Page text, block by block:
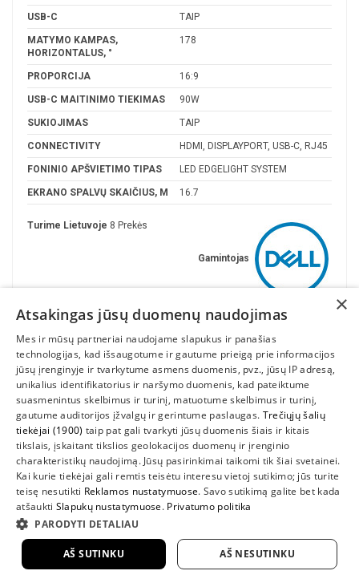
USB-C TAIP
MATYMO KAMPAS,
HORIZONTALUS, °
178
PROPORCIJA 16:9
USB-C MAITINIMO TIEKIMAS 90W
SUKIOJIMAS TAIP
CONNECTIVITY HDMI, DISPLAYPORT, USB-C, RJ45
FONINIO APŠVIETIMO TIPAS LED EDGELIGHT SYSTEM
EKRANO SPALVŲ SKAIČIUS, M 16.7
Gamintojas
Turime Lietuvoje 8 Prekės
INFORMACIJA
SUSIEKITE
2022 UAB "Sedum kompiuteriai" |
×
Atsakingas jūsų duomenų naudojimas
Mes ir mūsų partneriai naudojame slapukus ir panašias
technologijas, kad išsaugotume ir gautume prieigą prie informacijos
jūsų įrenginyje ir tvarkytume asmens duomenis, pvz., jūsų IP adresą,
unikalius identifikatorius ir naršymo duomenis, kad pateiktume
suasmenintus skelbimus ir turinį, matuotume skelbimus ir turinį,
gautume auditorijos įžvalgų ir gerintume paslaugas. Trečiųjų šalių
tiekėjai (1900) taip pat gali tvarkyti jūsų duomenis šiais ir kitais
tikslais, įskaitant tikslios geolokacijos duomenų ir įrenginio
charakteristikų naudojimą. Jūsų pasirinkimai taikomi tik šiai svetainei.
Kai kurie tiekėjai gali remtis teisėtu interesu vietoj sutikimo; jūs turite
teisę nesutikti Reklamos nustatymuose. Savo sutikimą galite bet kada
atšaukti Slapukų nustatymuose. Privatumo politika
PARODYTI DETALIAU
AŠ SUTINKU AŠ NESUTINKU